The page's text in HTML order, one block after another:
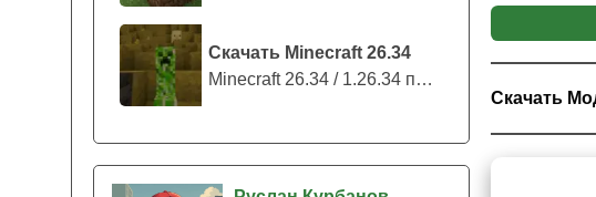
Скачать Minecraft 26.34
Minecraft 26.34 / 1.26.34 представляе...
Увеличивая
Minecraft PE
Скачать